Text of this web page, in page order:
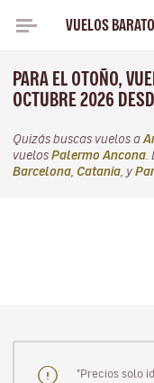
VUELOS
PARA EL OTOÑO,
OCTUBRE 2026
Quizás buscas vuelos a
vuelos Palermo Ancona
Barcelona Catania , y
"Precios solo